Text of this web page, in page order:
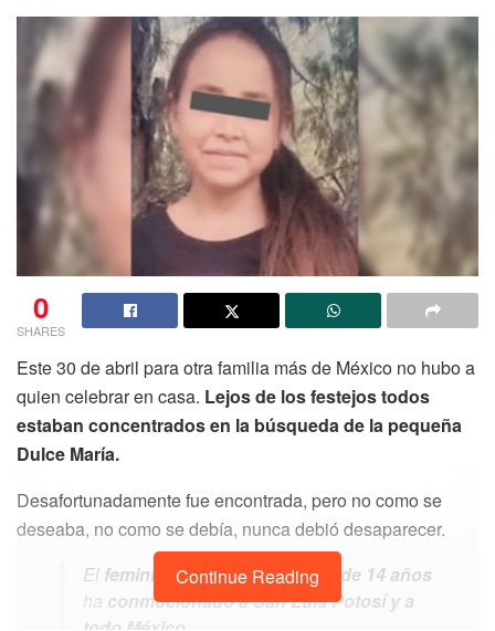
0
SHARES
Este 30 de abril para otra familia más de México no hubo a
quien celebrar en casa. Lejos de los festejos todos
estaban concentrados en la búsqueda de la pequeña
Dulce María.
Desafortunadamente fue encontrada, pero no como se
deseaba, no como se debía, nunca debió desaparecer.
El feminicidiode estapequeña de 14 años
ha conmocionado a San Luis Potosí y a
Continue Reading